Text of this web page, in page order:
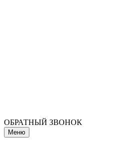
ОБРАТНЫЙ ЗВОНОК
Меню